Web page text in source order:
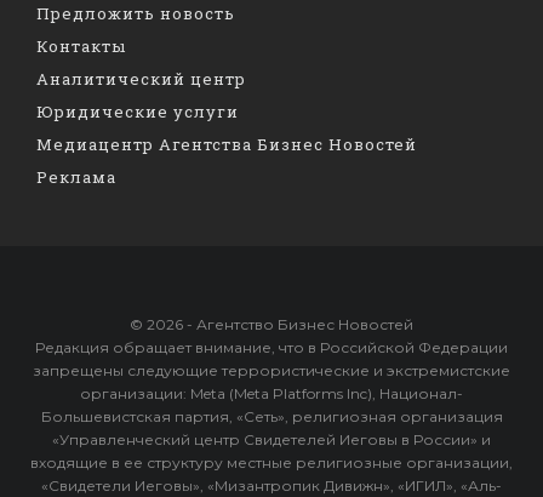
Предложить новость
Контакты
Аналитический центр
Юридические услуги
Медиацентр Агентства Бизнес Новостей
Реклама
© 2026 - Агентство Бизнес Новостей
Редакция обращает внимание, что в Российской Федерации
запрещены следующие террористические и экстремистские
организации: Meta (Meta Platforms Inc), Национал-
Большевистская партия, «Сеть», религиозная организация
«Управленческий центр Свидетелей Иеговы в России» и
входящие в ее структуру местные религиозные организации,
«Свидетели Иеговы», «Мизантропик Дивижн», «ИГИЛ», «Аль-